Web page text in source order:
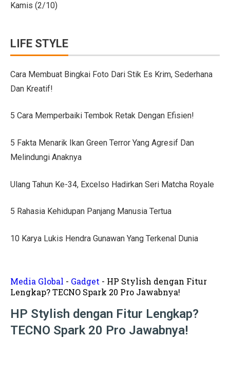
10 Model Batu Alam Dinding Minimalis Terbaru
Cara Membuat Bingkai Foto dari Stik Es Krim,
Tips Menata Hiasan Dinding untuk Ruang Tamu Estetis
Harga Kusen UPVC vs Aluminium, Ketahui
Tanda-Tanda Kanker Payudara yang Sering Diabaikan
Tren Rumah Scandinavian: Ciri Khas dan Aturan Desain
Anti Ribet, Gaya Hias Dinding Modern dari Stik Es
Idaman! 10 Desain Wajib untuk Rumah Sempit
5 Cara Menyemprot Dinding Basah agar Rapi dan Awet!
Kamis (2/10)
LIFE STYLE
Cara Membuat Bingkai Foto Dari Stik Es Krim, Sederhana
Dan Kreatif!
5 Cara Memperbaiki Tembok Retak Dengan Efisien!
5 Fakta Menarik Ikan Green Terror Yang Agresif Dan
Melindungi Anaknya
Ulang Tahun Ke-34, Excelso Hadirkan Seri Matcha Royale
5 Rahasia Kehidupan Panjang Manusia Tertua
10 Karya Lukis Hendra Gunawan Yang Terkenal Dunia
Media Global - Gadget - HP Stylish dengan Fitur
Lengkap? TECNO Spark 20 Pro Jawabnya!
HP Stylish dengan Fitur Lengkap?
TECNO Spark 20 Pro Jawabnya!